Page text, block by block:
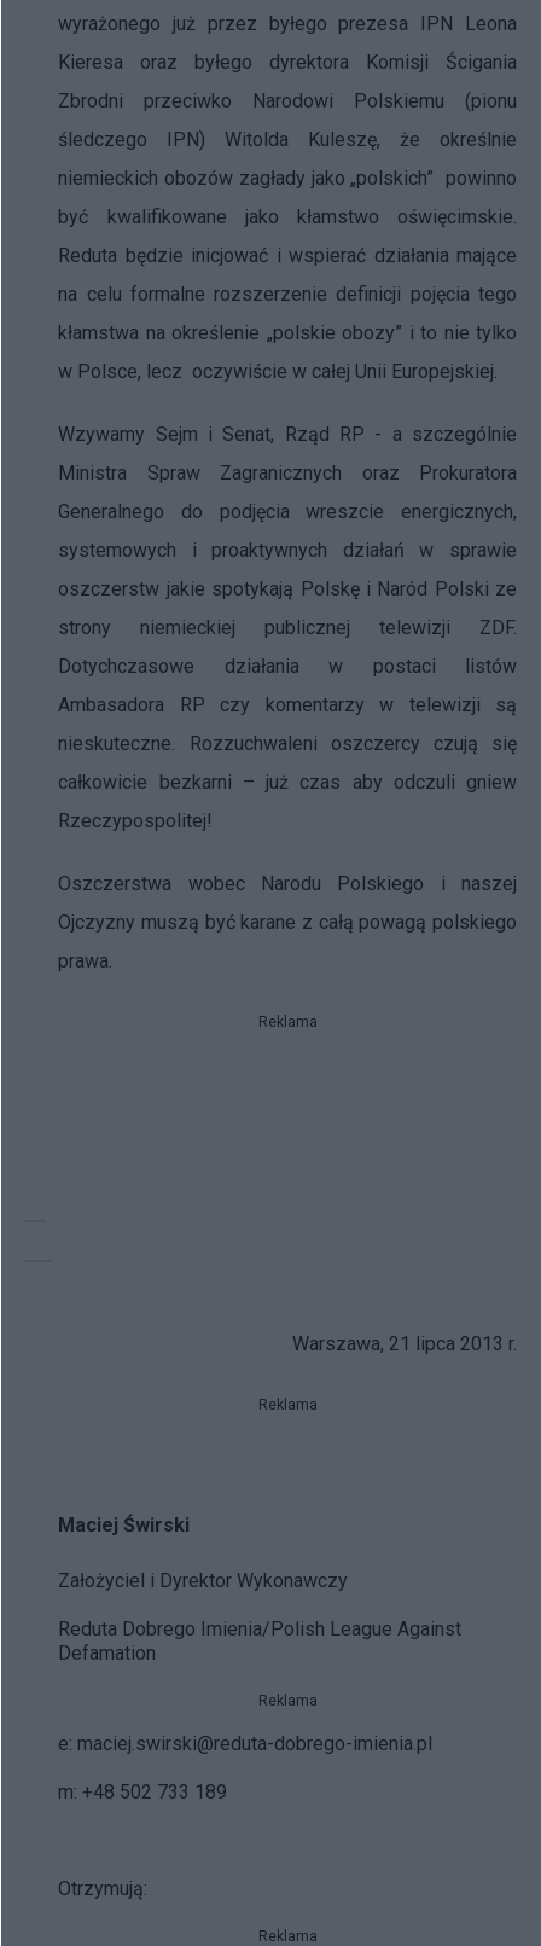
wyrażonego już przez byłego prezesa IPN Leona
Kieresa oraz byłego dyrektora Komisji Ścigania
Zbrodni przeciwko Narodowi Polskiemu (pionu
śledczego IPN) Witolda Kuleszę, że określnie
niemieckich obozów zagłady jako „polskich” powinno
być kwalifikowane jako kłamstwo oświęcimskie.
Reduta będzie inicjować i wspierać działania mające
na celu formalne rozszerzenie definicji pojęcia tego
kłamstwa na określenie „polskie obozy” i to nie tylko
w Polsce, lecz oczywiście w całej Unii Europejskiej.
Wzywamy Sejm i Senat, Rząd RP - a szczególnie
Ministra Spraw Zagranicznych oraz Prokuratora
Generalnego do podjęcia wreszcie energicznych,
systemowych i proaktywnych działań w sprawie
oszczerstw jakie spotykają Polskę i Naród Polski ze
strony niemieckiej publicznej telewizji ZDF.
Dotychczasowe działania w postaci listów
Ambasadora RP czy komentarzy w telewizji są
nieskuteczne. Rozzuchwaleni oszczercy czują się
całkowicie bezkarni – już czas aby odczuli gniew
Rzeczypospolitej!
Oszczerstwa wobec Narodu Polskiego i naszej
Ojczyzny muszą być karane z całą powagą polskiego
prawa.
Reklama
Warszawa, 21 lipca 2013 r.
Reklama
Maciej Świrski
Założyciel i Dyrektor Wykonawczy
Reduta Dobrego Imienia/Polish League Against
Defamation
Reklama
e: maciej.swirski@reduta-dobrego-imienia.pl
m: +48 502 733 189
Otrzymują:
Reklama